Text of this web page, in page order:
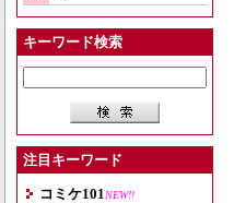
キーワード検索
注目キーワード
コミケ101 NEW!!